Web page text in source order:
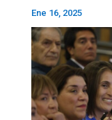
Ene 16, 2025